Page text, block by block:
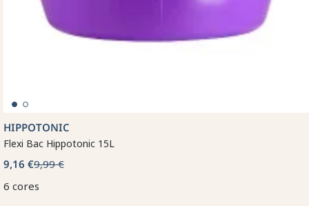
HIPPOTONIC
Flexi Bac Hippotonic 15L
9,16 €9,99 €
6 cores